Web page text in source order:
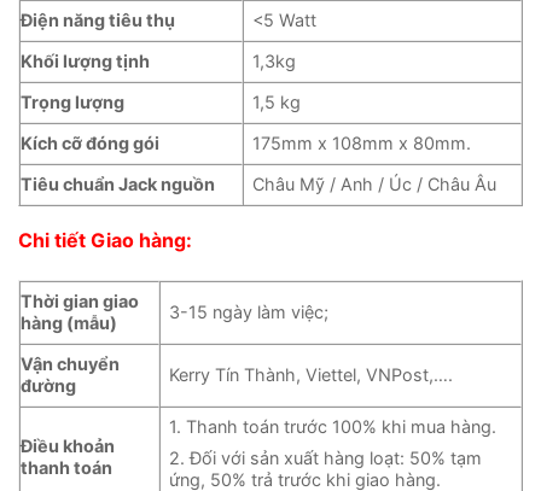
Điện năng tiêu thụ
<5 Watt
Khối lượng tịnh
1,3kg
Trọng lượng
1,5 kg
Kích cỡ đóng gói
175mm x 108mm x 80mm.
Tiêu chuẩn Jack nguồn
Châu Mỹ / Anh / Úc / Châu Âu
Chi tiết Giao hàng:
Thời gian giao
hàng (mẫu)
3-15 ngày làm việc;
Vận chuyển
đường
Kerry Tín Thành, Viettel, VNPost,….
Điều khoản
thanh toán
1. Thanh toán trước 100% khi mua hàng.
2. Đối với sản xuất hàng loạt: 50% tạm
ứng, 50% trả trước khi giao hàng.